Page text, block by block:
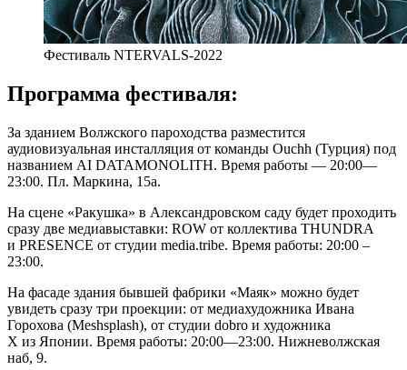
Фестиваль NTERVALS-2022
Программа фестиваля:
За зданием Волжского пароходства разместится
аудиовизуальная инсталляция от команды Ouchh (Турция) под
названием AI DATAMONOLITH. Время работы — 20:00—
23:00. Пл. Маркина, 15а.
На сцене «Ракушка» в Александровском саду будет проходить
сразу две медиавыставки: ROW от коллектива THUNDRA
и PRESENCE от студии media.tribe. Время работы: 20:00 –
23:00.
На фасаде здания бывшей фабрики «Маяк» можно будет
увидеть сразу три проекции: от медиахудожника Ивана
Горохова (Meshsplash), от студии dobro и художника
X из Японии. Время работы: 20:00—23:00. Нижневолжская
наб, 9.